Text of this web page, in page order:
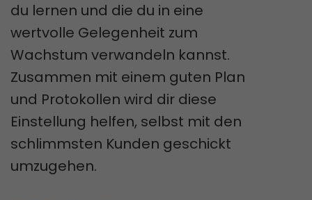
du lernen und die du in eine
wertvolle Gelegenheit zum
Wachstum verwandeln kannst.
Zusammen mit einem guten Plan
und Protokollen wird dir diese
Einstellung helfen, selbst mit den
schlimmsten Kunden geschickt
umzugehen.